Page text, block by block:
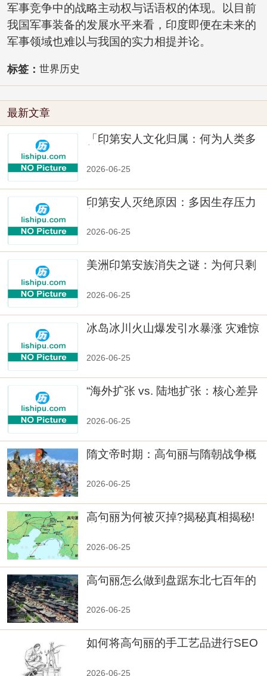
军事竞争中的战略主动权与话语权的体现。以目前
我国军事装备的发展水平来看，印度即便在未来的
军事领域也难以与我国的实力相提并论。
标签： 世界历史
最新文章
「印第安人文化归属：何为人类多
2026-06-25
印第安人灭绝原因：多因生存压力
2026-06-25
美洲印第安族消失之谜：为何只剩
2026-06-25
冰岛冰川火山爆发引水暴涨 灾难惊
2026-06-25
“海外扩张 vs. 陆地扩张：核心差异
2026-06-25
隋文帝时期：高句丽与隋朝战争概
2026-06-25
高句丽为何被灭掉?揭秘真相揭秘!
2026-06-25
高句丽怎么做到盘踞东北七百年的
2026-06-25
如何将高句丽的手工艺品进行SEO
2026-06-25